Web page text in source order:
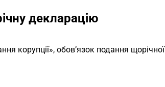
декларацію
корупції», обов’язок подання щорічної